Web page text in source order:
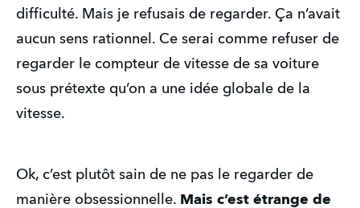
difficulté. Mais je refusais de regarder. Ça n’avait
aucun sens rationnel. Ce serai comme refuser de
regarder le compteur de vitesse de sa voiture
sous prétexte qu’on a une idée globale de la
vitesse.
Ok, c’est plutôt sain de ne pas le regarder de
manière obsessionnelle. Mais c’est étrange de